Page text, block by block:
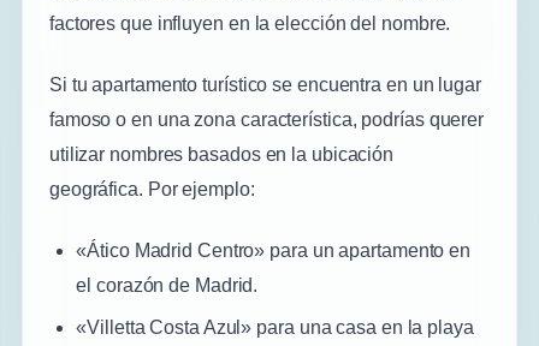
factores que influyen en la elección del nombre.
Si tu apartamento turístico se encuentra en un lugar
famoso o en una zona característica, podrías querer
utilizar nombres basados en la ubicación
geográfica. Por ejemplo:
«Ático Madrid Centro» para un apartamento en
el corazón de Madrid.
«Villetta Costa Azul» para una casa en la playa